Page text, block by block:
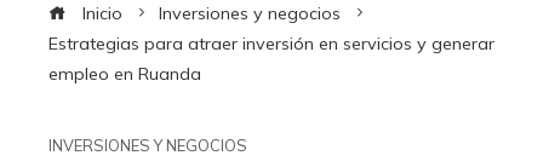
Inicio
Inversiones y negocios
Estrategias para atraer inversión en servicios y generar
empleo en Ruanda
INVERSIONES Y NEGOCIOS